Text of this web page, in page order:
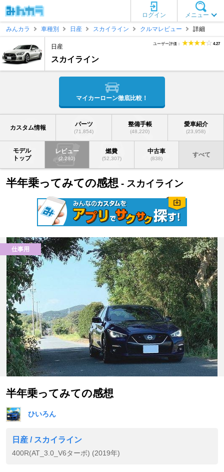
メニュー
ログイン
みんカラ
車種別 日産 スカイライン クルマレビュー 詳細
日産
スカイライン
ユーザー評価： 4.27
マイカーローン徹底比較！
カスタム情報 パーツ
(71,854)
整備手帳
(48,220)
愛車紹介
(23,958)
モデル
トップ
レビュー
(2,280)
燃費
(52,307)
中古車
(838)
すべて
半年乗ってみての感想 - スカイライン
仕事用
半年乗ってみての感想
ひいろん
日産 / スカイライン
400R(AT_3.0_V6ターボ) (2019年)